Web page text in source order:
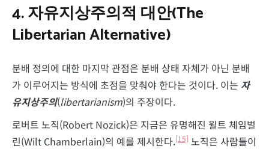
4.자유지상주의적 대안(The
Libertarian Alternative)
분배 정의에 대한 마지막 관점은 분배 상태 자체가 아닌 분배
가 이루어지는 방식에 초점을 맞춰야 한다는 것이다. 이는 자
유지상주의(libertarianism)의 주장이다.
로버트 노직(Robert Nozick)은 지금은 유명해진 윌트 체임벌
린(Wilt Chamberlain)의 예를 제시한다.[15] 노직은 사람들이